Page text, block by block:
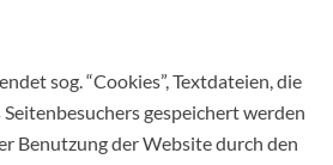
sog. “Cookies”, Textdateien, die
gespeichert werden
Benutzung der Website durch den